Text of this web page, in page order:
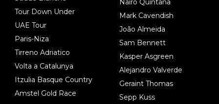
Tour Down Under
UAE Tour
Paris-Niza
Tirreno Adriatico
Volta a Catalunya
Itzulia Basque Country
Amstel Gold Race
Nairo Quintana
Mark Cavendish
João Almeida
Sam Bennett
Kasper Asgreen
Alejandro Valverde
Geraint Thomas
Sepp Kuss